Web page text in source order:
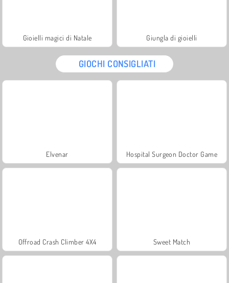
Gioielli magici di Natale Giungla di gioielli
GIOCHI CONSIGLIATI
Elvenar Hospital Surgeon Doctor Game
Offroad Crash Climber 4X4 Sweet Match